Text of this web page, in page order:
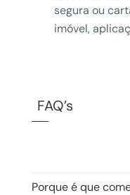
segura ou
imóvel,
FAQ’s
Porque é que